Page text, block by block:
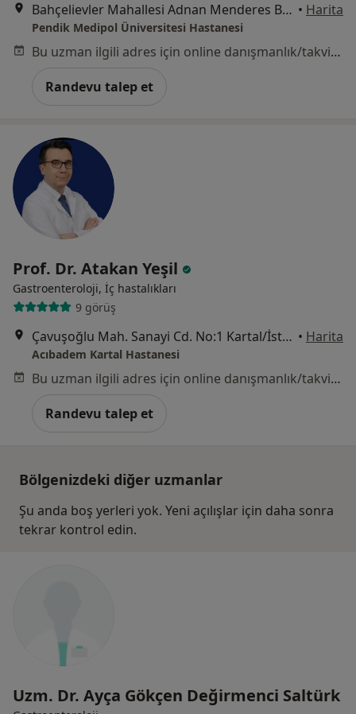
Bahçelievler Mahallesi Adnan Menderes Bulvarı No:31, Pendik • Harita
Pendik Medipol Üniversitesi Hastanesi
Bu uzman ilgili adres için online danışmanlık/takvim sunmuyor.
Randevu talep et
Prof. Dr. Atakan Yeşil
Gastroenteroloji, İç hastalıkları
9 görüş
Çavuşoğlu Mah. Sanayi Cd. No:1 Kartal/İstanbul, İstanbul • Harita
Acıbadem Kartal Hastanesi
Bu uzman ilgili adres için online danışmanlık/takvim sunmuyor.
Randevu talep et
Bölgenizdeki diğer uzmanlar
Şu anda boş yerleri yok. Yeni açılışlar için daha sonra
tekrar kontrol edin.
Uzm. Dr. Ayça Gökçen Değirmenci Saltürk